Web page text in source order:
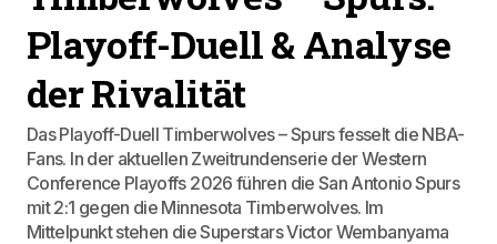
Playoff-Duell & Analyse
der Rivalität
Das Playoff-Duell Timberwolves – Spurs fesselt die NBA-
Fans. In der aktuellen Zweitrundenserie der Western
Conference Playoffs 2026 führen die San Antonio Spurs
mit 2:1 gegen die Minnesota Timberwolves. Im
Mittelpunkt stehen die Superstars Victor Wembanyama